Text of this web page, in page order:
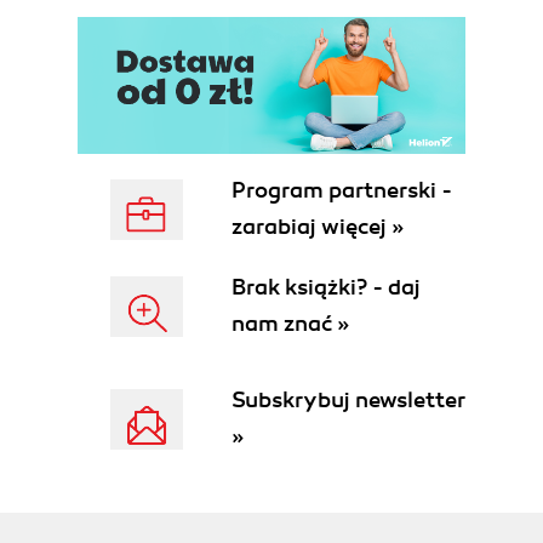
Uruchamianie aplikacji z Sub Main (167)
Rozdział 6. Używanie usług Web Service (173)
Tworzenie interfejsu użytkownika (174)
Sprawdzanie poprawności danych
Dodawanie odnośnika do usługi Web Service
Rozdział 7. Okna komunikatu i instrukcja If (187)
Klasa MessageBox (188)
Podłączanie formularza (215)
Rozdział 8. Praca z formularzami MDI (225)
Program partnerski -
zarabiaj więcej »
Brak książki? - daj
nam znać »
Subskrybuj newsletter
»